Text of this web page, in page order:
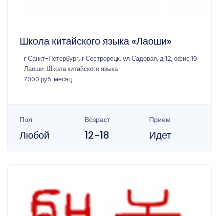
Школа китайского языка «Лаоши»
г Санкт-Петербург, г Сестрорецк, ул Садовая, д 12, офис 19
Лаоши. Школа китайского языка
7000 руб. месяц
Пол
Любой
Возраст
12-18
Прием
Идет